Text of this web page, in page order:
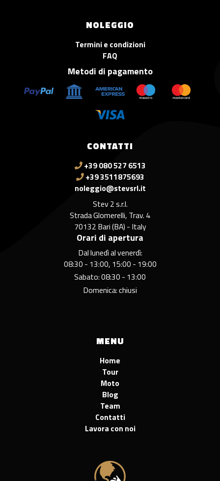
CONTATTI
+39 080 527 6513
+39 3511875693
noleggio@stevsrl.it
Stev 2 s.r.l.
Strada Glomerelli, Trav. 4
70132 Bari (BA) - Italy
Orari di apertura
Dal lunedì al venerdì:
08:30 - 13:00, 15:00 - 19:00
Sabato: 08:30 - 13:00
Domenica: chiusi
NOLEGGIO
Termini e condizioni
FAQ
Metodi di pagamento
MENU
Home
Tour
Moto
Blog
Team
Contatti
Lavora con noi